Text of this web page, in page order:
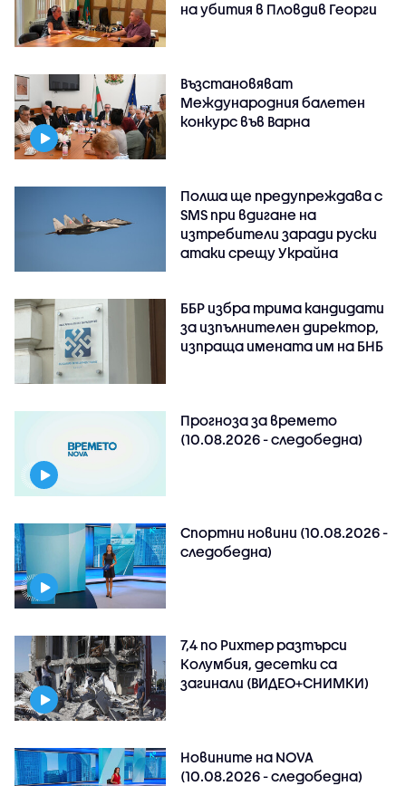
на убития в Пловдив Георги
Възстановяват
Международния балетен
конкурс във Варна
Полша ще предупреждава с
SMS при вдигане на
изтребители заради руски
атаки срещу Украйна
ББР избра трима кандидати
за изпълнителен директор,
изпраща имената им на БНБ
Прогноза за времето
(10.08.2026 - следобедна)
Спортни новини (10.08.2026 -
следобедна)
7,4 по Рихтер разтърси
Колумбия, десетки са
загинали (ВИДЕО+СНИМКИ)
Новините на NOVA
(10.08.2026 - следобедна)